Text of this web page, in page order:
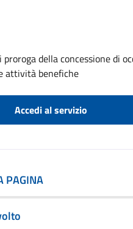
proroga della concessione di
attività benefiche
Accedi al servizio
PAGINA